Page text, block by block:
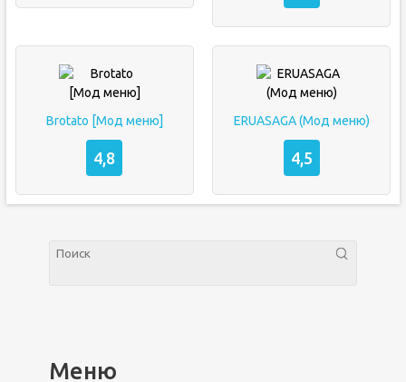
Brotato [Мод меню]
4,8
ERUASAGA (Мод меню)
4,5
Меню